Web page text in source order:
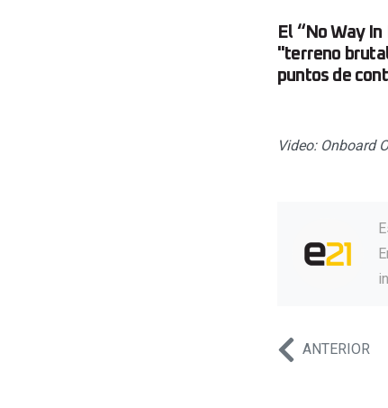
El “No Way
"terreno
puntos de
Video: Onboard
ANTERIOR